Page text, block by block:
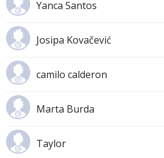
Yanca Santos
Josipa Kovačević
camilo calderon
Marta Burda
Taylor